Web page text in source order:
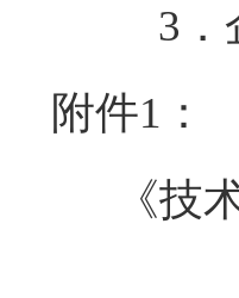
3．
附件1：
《技